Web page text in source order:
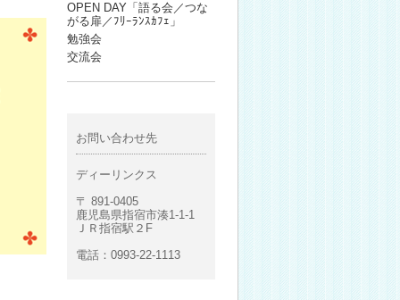
OPEN DAY「語る会／つな
がる扉／ﾌﾘｰﾗﾝｽｶﾌｪ」
勉強会
交流会
お問い合わせ先
ディーリンクス
〒 891-0405
鹿児島県指宿市湊1-1-1
ＪＲ指宿駅２F
電話：0993-22-1113